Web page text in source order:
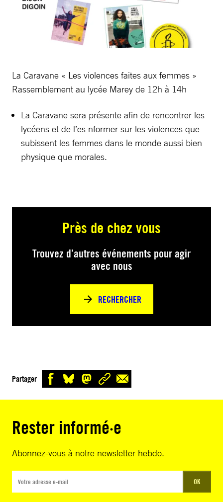
La Caravane « Les violences faites aux femmes »
Rassemblement au lycée Marey de 12h à 14h
La Caravane sera présente afin de rencontrer les
lycéens et de l’es nformer sur les violences que
subissent les femmes dans le monde aussi bien
physique que morales.
Près de chez vous
Trouvez d’autres événements pour agir
avec nous
RECHERCHER
Partager
Rester informé·e
Abonnez-vous à notre newsletter hebdo.
OK